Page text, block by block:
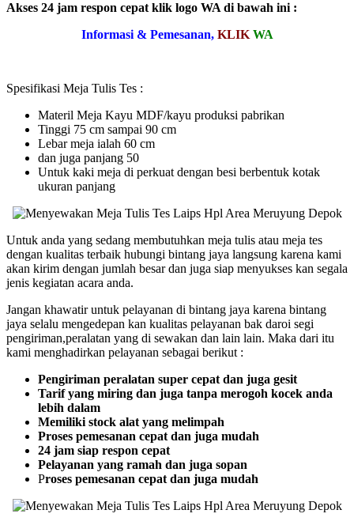
Akses 24 jam respon cepat klik logo WA di bawah ini :
Informasi & Pemesanan, KLIK WA
Spesifikasi Meja Tulis Tes :
Materil Meja Kayu MDF/kayu produksi pabrikan
Tinggi 75 cm sampai 90 cm
Lebar meja ialah 60 cm
dan juga panjang 50
Untuk kaki meja di perkuat dengan besi berbentuk kotak
ukuran panjang
Untuk anda yang sedang membutuhkan meja tulis atau meja tes
dengan kualitas terbaik hubungi bintang jaya langsung karena kami
akan kirim dengan jumlah besar dan juga siap menyukses kan segala
jenis kegiatan acara anda.
Jangan khawatir untuk pelayanan di bintang jaya karena bintang
jaya selalu mengedepan kan kualitas pelayanan bak daroi segi
pengiriman,peralatan yang di sewakan dan lain lain. Maka dari itu
kami menghadirkan pelayanan sebagai berikut :
Pengiriman peralatan super cepat dan juga gesit
Tarif yang miring dan juga tanpa merogoh kocek anda
lebih dalam
Memiliki stock alat yang melimpah
Proses pemesanan cepat dan juga mudah
24 jam siap respon cepat
Pelayanan yang ramah dan juga sopan
Proses pemesanan cepat dan juga mudah